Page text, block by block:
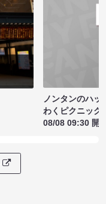
ノンタンのハッ
わくピクニック
08/08 09:30 開